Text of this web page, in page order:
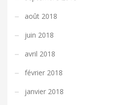
août 2018
juin 2018
avril 2018
février 2018
janvier 2018